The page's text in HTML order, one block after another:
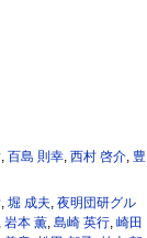
,百島 則幸,西村 啓介, 豊
,堀 成夫,夜明団研グル
, 岩本 薫, 島崎 英行, 崎田